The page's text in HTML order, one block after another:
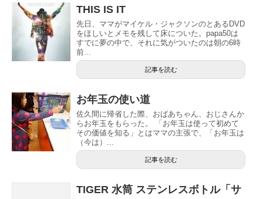
THIS IS IT
先日、ママがマイケル・ジャクソンのとあるDVD
をほしいとメモを残して床についた。papa50は
すでに夢の中で、それに気がついたのは朝の6時
前...
記事を読む
お年玉の使い道
佐久間に帰省した際、おばあちゃん、おじさんか
らお年玉をもらった。 「お年玉は使って初めて
その価値を知る」とはママの主張で、「お年玉は
（今は）...
記事を読む
TIGER 水筒 ステンレスボトル「サ